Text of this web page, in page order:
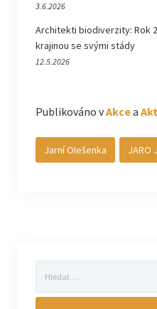
3.6.2026
Architekti biodiverzity: Rok
krajinou se svými stády
12.5.2026
Publikováno vAkcea
Jarní Olešenka JARO